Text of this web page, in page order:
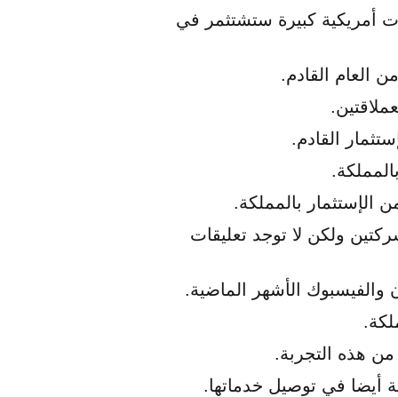
أمريكية كبيرة ستشتثمر في
العام القادم.
القادم.
الإستثمار بالمملكة.
ولكن لا توجد تعليقات
الأشهر الماضية.
هذه التجربة.
أيضا في توصيل خدماتها.